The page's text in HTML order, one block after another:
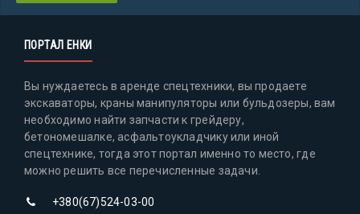
ПОРТАЛ ЕНКИ
Вы нуждаетесь в аренде спецтехники, вы продаете
экскаваторы, краны манипуляторы или бульдозеры, вам
необходимо найти запчасти к грейдеру,
бетономешалке, асфальтоукладчику или иной
спецтехнике, тогда этот портал именно то место, где
можно решить все перечисленные задачи.
+380(67)524-03-00